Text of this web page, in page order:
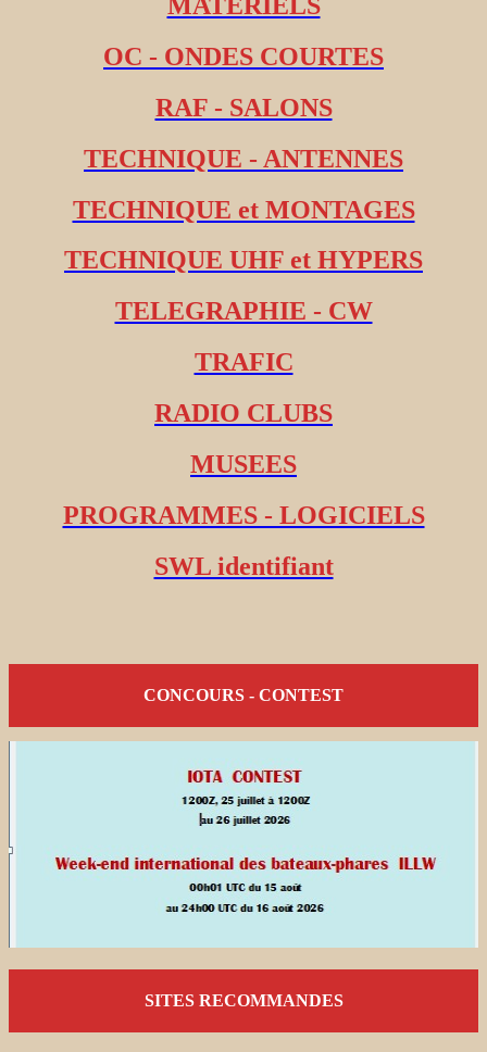
OC - ONDES COURTES
RAF - SALONS
TECHNIQUE - ANTENNES
TECHNIQUE et MONTAGES
TECHNIQUE UHF et HYPERS
TELEGRAPHIE - CW
TRAFIC
RADIO CLUBS
MUSEES
PROGRAMMES - LOGICIELS
SWL identifiant
CONCOURS - CONTEST
SITES RECOMMANDES